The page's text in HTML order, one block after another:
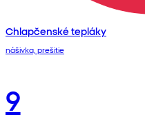
Chlapčenské tepláky
nášivka, prešitie
9